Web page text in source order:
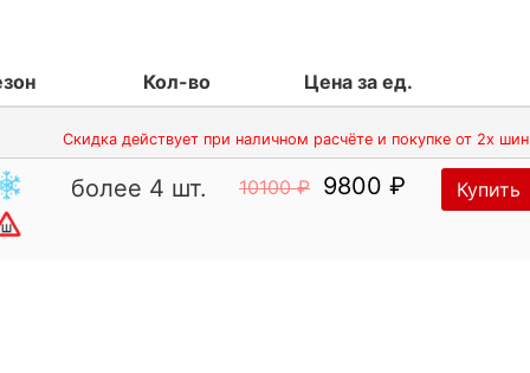
безопасность езды по заснеженным поверхностям.
и форма пятна контакта улучшают сцепление с
и способствуют более равномерному износу шины во
Кол-во Цена за ед.
Скидка действует при наличном расчёте и покупке от 2х шин
более 4 шт. 10100 ₽ 9800 ₽ Купить